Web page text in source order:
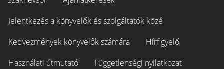
Jelentkezés a könyvelők és szolgáltatók közé
Kedvezmények könyvelők számára
Hírfigyelő
Használati útmutató
Függetlenségi nyilatkozat